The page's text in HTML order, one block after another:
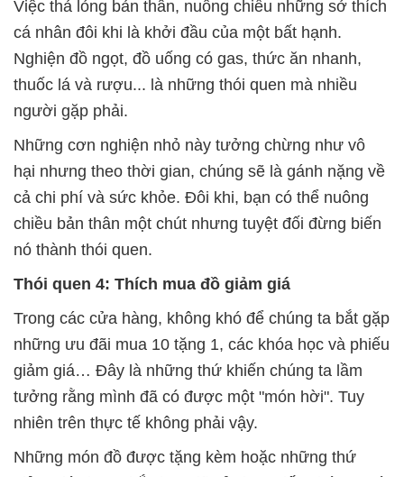
Việc thả lỏng bản thân, nuông chiều những sở thích
cá nhân đôi khi là khởi đầu của một bất hạnh.
Nghiện đồ ngọt, đồ uống có gas, thức ăn nhanh,
thuốc lá và rượu... là những thói quen mà nhiều
người gặp phải.
Những cơn nghiện nhỏ này tưởng chừng như vô
hại nhưng theo thời gian, chúng sẽ là gánh nặng về
cả chi phí và sức khỏe. Đôi khi, bạn có thể nuông
chiều bản thân một chút nhưng tuyệt đối đừng biến
nó thành thói quen.
Thói quen 4: Thích mua đồ giảm giá
Trong các cửa hàng, không khó để chúng ta bắt gặp
những ưu đãi mua 10 tặng 1, các khóa học và phiếu
giảm giá… Đây là những thứ khiến chúng ta lầm
tưởng rằng mình đã có được một "món hời". Tuy
nhiên trên thực tế không phải vậy.
Những món đồ được tặng kèm hoặc những thứ